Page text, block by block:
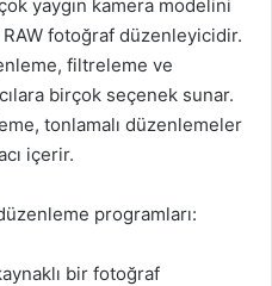
yaygın kamera modelini
fotoğraf düzenleyicidir.
filtreleme ve
birçok seçenek sunar.
tonlamalı düzenlemeler
içerir.
programları:
bir fotoğraf